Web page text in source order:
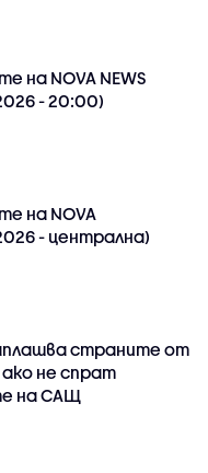
на NOVA NEWS
- 20:00)
на NOVA
- централна)
страните от
ако не спрат
на САЩ